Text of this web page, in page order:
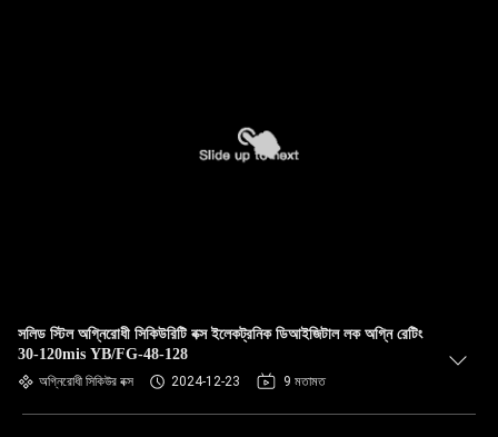
সলিড স্টিল অগ্নিরোধী সিকিউরিটি বক্স ইলেকট্রনিক ডিআইজিটাল লক অগ্নি রেটিং
30-120mis YB/FG-48-128
অগ্নিরোধী সিকিউর বক্স 2024-12-23 9 মতামত